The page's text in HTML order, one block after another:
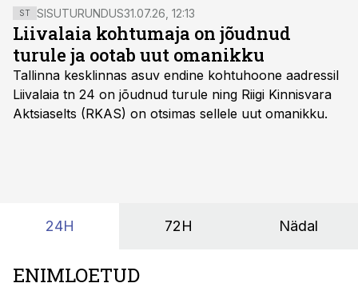
ST SISUTURUNDUS31.07.26, 12:13
Liivalaia kohtumaja on jõudnud
turule ja ootab uut omanikku
Tallinna kesklinnas asuv endine kohtuhoone aadressil
Liivalaia tn 24 on jõudnud turule ning Riigi Kinnisvara
Aktsiaselts (RKAS) on otsimas sellele uut omanikku.
24H 72H Nädal
ENIMLOETUD